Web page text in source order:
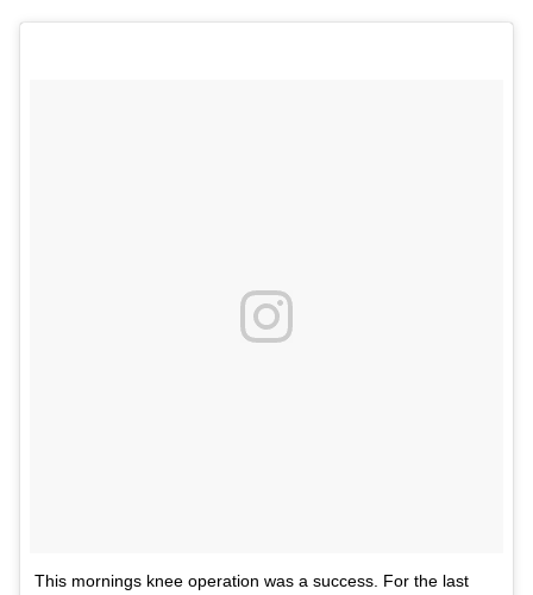
This mornings knee operation was a success. For the last